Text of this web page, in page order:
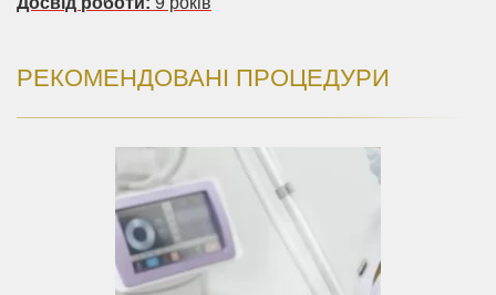
РЕКОМЕНДОВАНІ ПРОЦЕДУРИ